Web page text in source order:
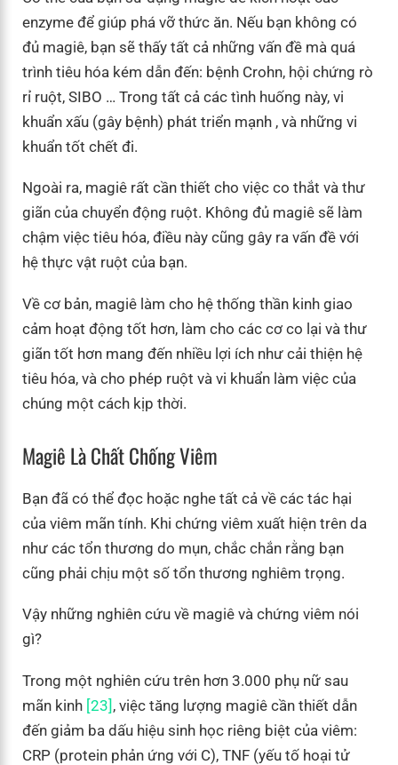
enzyme để giúp phá vỡ thức ăn. Nếu bạn không có
đủ magiê, bạn sẽ thấy tất cả những vấn đề mà quá
trình tiêu hóa kém dẫn đến: bệnh Crohn, hội chứng rò
rỉ ruột, SIBO … Trong tất cả các tình huống này, vi
khuẩn xấu (gây bệnh) phát triển mạnh , và những vi
khuẩn tốt chết đi.
Ngoài ra, magiê rất cần thiết cho việc co thắt và thư
giãn của chuyển động ruột. Không đủ magiê sẽ làm
chậm việc tiêu hóa, điều này cũng gây ra vấn đề với
hệ thực vật ruột của bạn.
Về cơ bản, magiê làm cho hệ thống thần kinh giao
cảm hoạt động tốt hơn, làm cho các cơ co lại và thư
giãn tốt hơn mang đến nhiều lợi ích như cải thiện hệ
tiêu hóa, và cho phép ruột và vi khuẩn làm việc của
chúng một cách kịp thời.
Magiê Là Chất Chống Viêm
Bạn đã có thể đọc hoặc nghe tất cả về các tác hại
của viêm mãn tính. Khi chứng viêm xuất hiện trên da
như các tổn thương do mụn, chắc chắn rằng bạn
cũng phải chịu một số tổn thương nghiêm trọng.
Vậy những nghiên cứu về magiê và chứng viêm nói
gì?
Trong một nghiên cứu trên hơn 3.000 phụ nữ sau
mãn kinh [23] , việc tăng lượng magiê cần thiết dẫn
đến giảm ba dấu hiệu sinh học riêng biệt của viêm:
CRP (protein phản ứng với C), TNF (yếu tố hoại tử